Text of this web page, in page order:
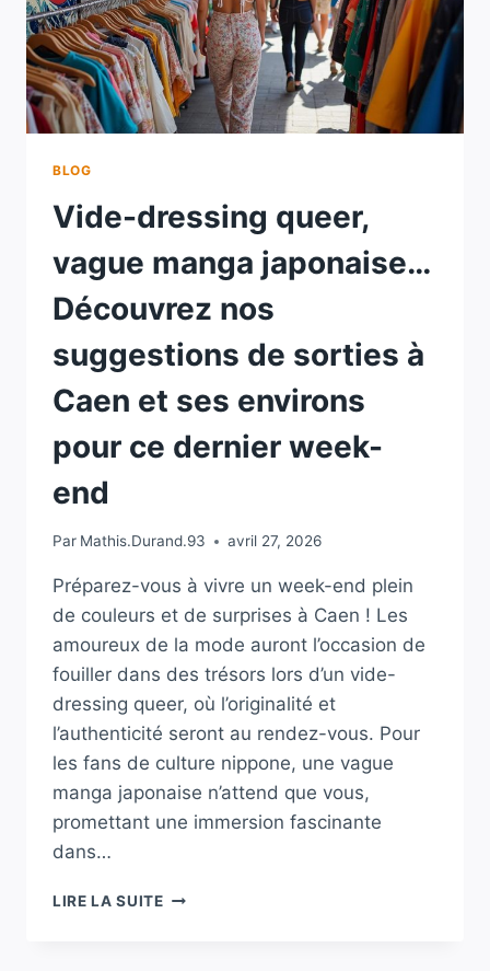
BLOG
Vide-dressing queer,
vague manga japonaise…
Découvrez nos
suggestions de sorties à
Caen et ses environs
pour ce dernier week-
end
Par Mathis.Durand.93 avril 27, 2026
Préparez-vous à vivre un week-end plein
de couleurs et de surprises à Caen ! Les
amoureux de la mode auront l’occasion de
fouiller dans des trésors lors d’un vide-
dressing queer, où l’originalité et
l’authenticité seront au rendez-vous. Pour
les fans de culture nippone, une vague
manga japonaise n’attend que vous,
promettant une immersion fascinante
dans…
LIRE LA SUITEVIDE-